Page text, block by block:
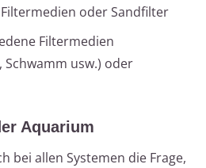
oder Sandfilter
Filtermedien
usw.) oder
Aquarium
bei allen Systemen die Frage,